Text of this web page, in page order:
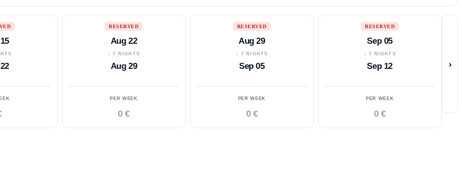
RESERVED
Aug 22
↓ 7 NIGHTS
Aug 29
PER WEEK
0 €
RESERVED
Aug 29
↓ 7 NIGHTS
Sep 05
PER WEEK
0 €
RESERVED
Sep 05
↓ 7 NIGHTS
Sep 12
PER WEEK
0 €
›